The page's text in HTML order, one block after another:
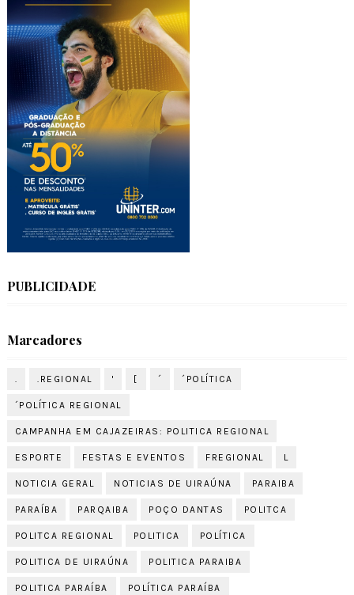
PUBLICIDADE
Marcadores
. .REGIONAL ' [ ´ ´POLÍTICA
´POLÍTICA REGIONAL
CAMPANHA EM CAJAZEIRAS: POLITICA REGIONAL
ESPORTE FESTAS E EVENTOS FREGIONAL L
NOTICIA GERAL NOTICIAS DE UIRAÚNA PARAIBA
PARAÍBA PARQAIBA POÇO DANTAS POLITCA
POLITCA REGIONAL POLITICA POLÍTICA
POLITICA DE UIRAÚNA POLITICA PARAIBA
POLITICA PARAÍBA POLÍTICA PARAÍBA